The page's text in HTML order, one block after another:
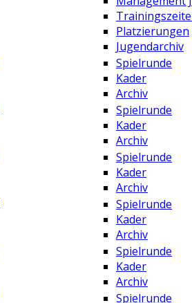
Platzierungen
Jugendarchiv
Spielrunde
Kader
Archiv
Spielrunde
Kader
Archiv
Spielrunde
Kader
Archiv
Spielrunde
Kader
Archiv
Spielrunde
Kader
Archiv
Spielrunde